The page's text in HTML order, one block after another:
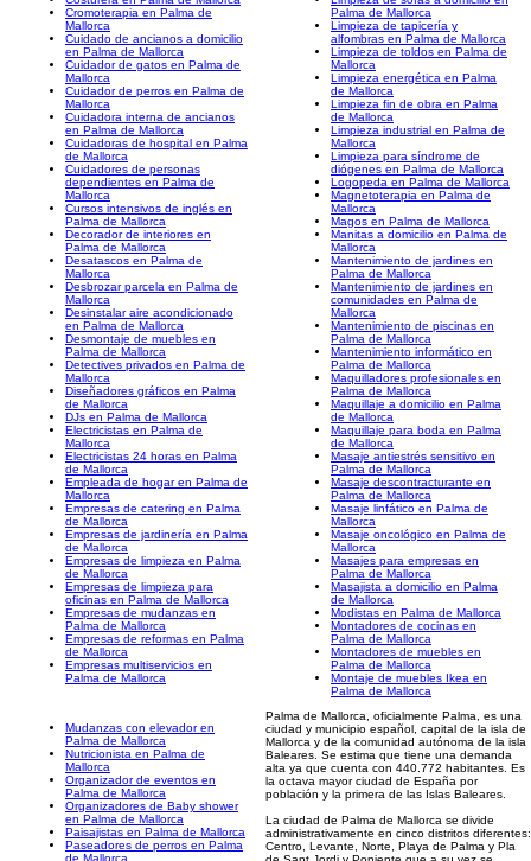
Cromoterapia en Palma de
Mallorca
Cuidado de ancianos a domicilio
en Palma de Mallorca
Cuidador de gatos en Palma de
Mallorca
Cuidador de perros en Palma de
Mallorca
Cuidadora interna de ancianos
en Palma de Mallorca
Cuidadoras de hospital en Palma
de Mallorca
Cuidadores de personas
dependientes en Palma de
Mallorca
Cursos intensivos de inglés en
Palma de Mallorca
Decorador de interiores en
Palma de Mallorca
Desatascos en Palma de
Mallorca
Desbrozar parcela en Palma de
Mallorca
Desinstalar aire acondicionado
en Palma de Mallorca
Desmontaje de muebles en
Palma de Mallorca
Detectives privados en Palma de
Mallorca
Diseñadores gráficos en Palma
de Mallorca
DJs en Palma de Mallorca
Electricistas en Palma de
Mallorca
Electricistas 24 horas en Palma
de Mallorca
Empleada de hogar en Palma de
Mallorca
Empresas de catering en Palma
de Mallorca
Empresas de jardinería en Palma
de Mallorca
Empresas de limpieza en Palma
de Mallorca
Empresas de limpieza para
oficinas en Palma de Mallorca
Empresas de mudanzas en
Palma de Mallorca
Empresas de reformas en Palma
de Mallorca
Empresas multiservicios en
Palma de Mallorca
Palma de Mallorca
Limpieza de tapicería y
alfombras en Palma de Mallorca
Limpieza de toldos en Palma de
Mallorca
Limpieza energética en Palma
de Mallorca
Limpieza fin de obra en Palma
de Mallorca
Limpieza industrial en Palma de
Mallorca
Limpieza para síndrome de
diógenes en Palma de Mallorca
Logopeda en Palma de Mallorca
Magnetoterapia en Palma de
Mallorca
Magos en Palma de Mallorca
Manitas a domicilio en Palma de
Mallorca
Mantenimiento de jardines en
Palma de Mallorca
Mantenimiento de jardines en
comunidades en Palma de
Mallorca
Mantenimiento de piscinas en
Palma de Mallorca
Mantenimiento informático en
Palma de Mallorca
Maquilladores profesionales en
Palma de Mallorca
Maquillaje a domicilio en Palma
de Mallorca
Maquillaje para boda en Palma
de Mallorca
Masaje antiestrés sensitivo en
Palma de Mallorca
Masaje descontracturante en
Palma de Mallorca
Masaje linfático en Palma de
Mallorca
Masaje oncológico en Palma de
Mallorca
Masajes para empresas en
Palma de Mallorca
Masajista a domicilio en Palma
de Mallorca
Modistas en Palma de Mallorca
Montadores de cocinas en
Palma de Mallorca
Montadores de muebles en
Palma de Mallorca
Montaje de muebles Ikea en
Palma de Mallorca
Mudanzas con elevador en
Palma de Mallorca
Nutricionista en Palma de
Mallorca
Organizador de eventos en
Palma de Mallorca
Organizadores de Baby shower
en Palma de Mallorca
Paisajistas en Palma de Mallorca
Paseadores de perros en Palma
de Mallorca
Palma de Mallorca, oficialmente Palma, es una
ciudad y municipio español, capital de la isla de
Mallorca y de la comunidad autónoma de la isla
Baleares. Se estima que tiene una demanda
alta ya que cuenta con 440.772 habitantes. Es
la octava mayor ciudad de España por
población y la primera de las Islas Baleares.
La ciudad de Palma de Mallorca se divide
administrativamente en cinco distritos diferentes:
Centro, Levante, Norte, Playa de Palma y Pla